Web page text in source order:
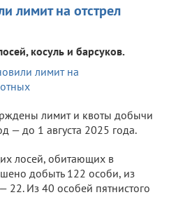
лимит на отстрел
косуль и барсуков.
лимит и квоты добычи
— до 1 августа 2025 года.
лосей, обитающих в
добыть 122 особи, из
22. Из 40 особей пятнистого